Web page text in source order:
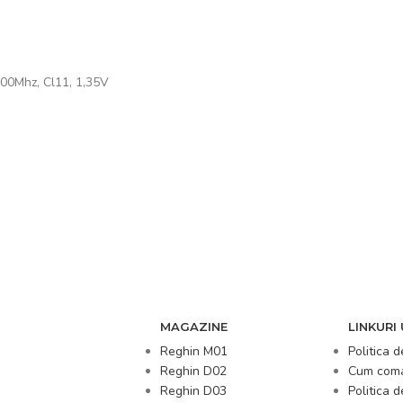
Cl11, 1,35V
MAGAZINE
Reghin M01
Reghin D02
Reghin D03
LINKURI
Politica
Cum
Politica